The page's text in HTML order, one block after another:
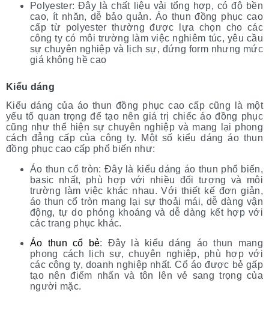
Polyester: Đây là chất liệu vải tổng hợp, có độ bền
cao, ít nhăn, dễ bảo quản. Áo thun đồng phục cao
cấp từ polyester thường được lựa chọn cho các
công ty có môi trường làm việc nghiêm túc, yêu cầu
sự chuyên nghiệp và lịch sự, đứng form nhưng mức
giá không hề cao
Kiểu dáng
Kiểu dáng của áo thun đồng phục cao cấp cũng là một
yếu tố quan trọng để tạo nên giá trị chiếc áo đồng phục
cũng như thể hiện sự chuyên nghiệp và mang lại phong
cách đẳng cấp của công ty. Một số kiểu dáng áo thun
đồng phục cao cấp phổ biến như:
Áo thun cổ tròn: Đây là kiểu dáng áo thun phổ biến,
basic nhất, phù hợp với nhiều đối tượng và môi
trường làm việc khác nhau. Với thiết kế đơn giản,
áo thun cổ tròn mang lại sự thoải mái, dễ dàng vận
động, tự do phóng khoáng và dễ dàng kết hợp với
các trang phục khác.
Áo thun cổ bẻ: Đây là kiểu dáng áo thun mang
phong cách lịch sự, chuyên nghiệp, phù hợp với
các công ty, doanh nghiệp nhất. Cổ áo được bẻ gấp
tạo nên điểm nhấn và tôn lên vẻ sang trọng của
người mặc.